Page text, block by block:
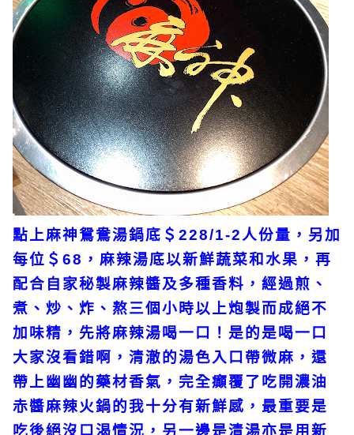
點上麻神鴛鴦湯鍋底＄228/1-2人份量，另加
每位＄68，麻辣湯底以新鮮蔬菜和水果，再
配合自家秘製麻辣醬及多種香料，經過煎、
煮、炒、炸、熬三個小時以上炮製而成絕不
加味精，先將麻辣湯喝一口！是的是喝一口
大家沒看錯啊，清澈的湯色入口帶微麻，還
帶上幽幽的藥材香氣，完全癲覆了吃開濃油
赤醬麻辣火鍋的我十分有新鮮感，最重要是
吃後絕沒口渴情況，另一邊是清湯亦是用新